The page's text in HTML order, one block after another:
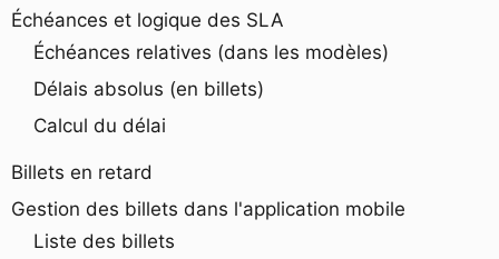
Échéances et logique des SLA
Échéances relatives (dans les modèles)
Délais absolus (en billets)
Calcul du délai
Billets en retard
Gestion des billets dans l'application mobile
Liste des billets